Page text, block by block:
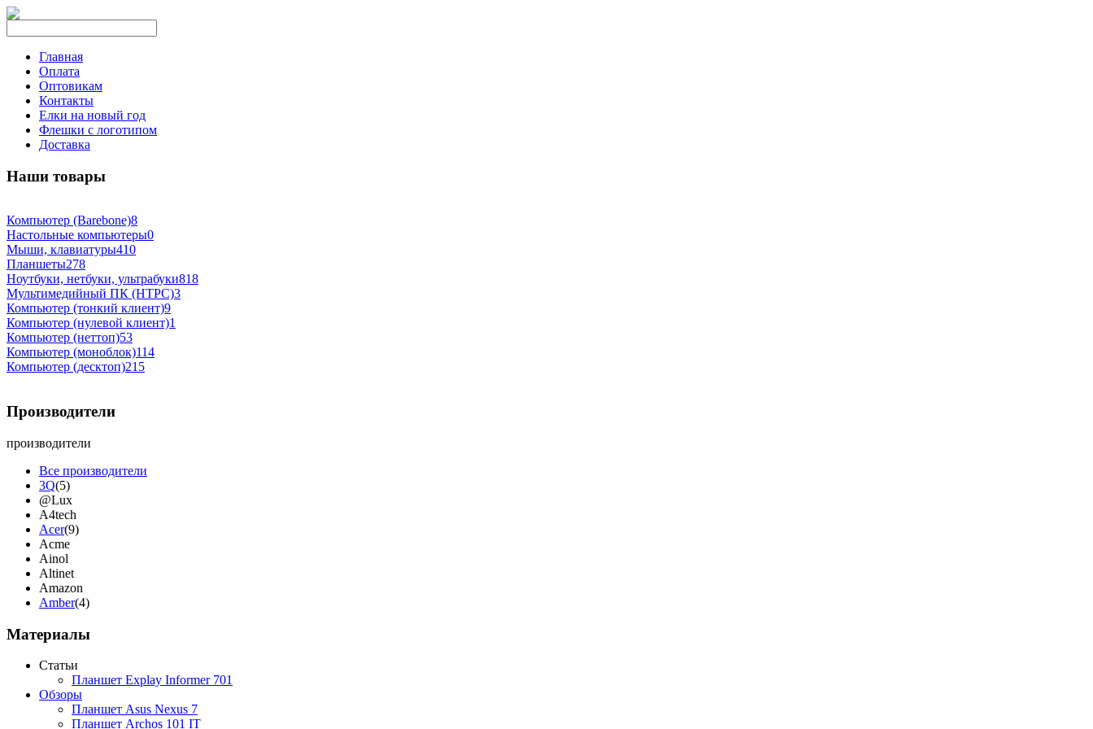
Главная
Оплата
Оптовикам
Контакты
Елки на новый год
Флешки с логотипом
Доставка
Наши товары
Компьютер (Barebone)8
Настольные компьютеры0
Мыши, клавиатуры410
Планшеты278
Ноутбуки, нетбуки, ультрабуки818
Мультимедийный ПК (HTPC)3
Компьютер (тонкий клиент)9
Компьютер (нулевой клиент)1
Компьютер (неттоп)53
Компьютер (моноблок)114
Компьютер (десктоп)215
Производители
производители
Все производители
3Q(5)
@Lux
A4tech
Acer(9)
Acme
Ainol
Altinet
Amazon
Amber(4)
Apache
Apple
Apriori(3)
Archos
Armaggeddon
Assistant
Asus
(9)
Материалы
Статьи
Планшет Explay Informer 701
Обзоры
Планшет Asus Nexus 7
Планшет Archos 101 IT